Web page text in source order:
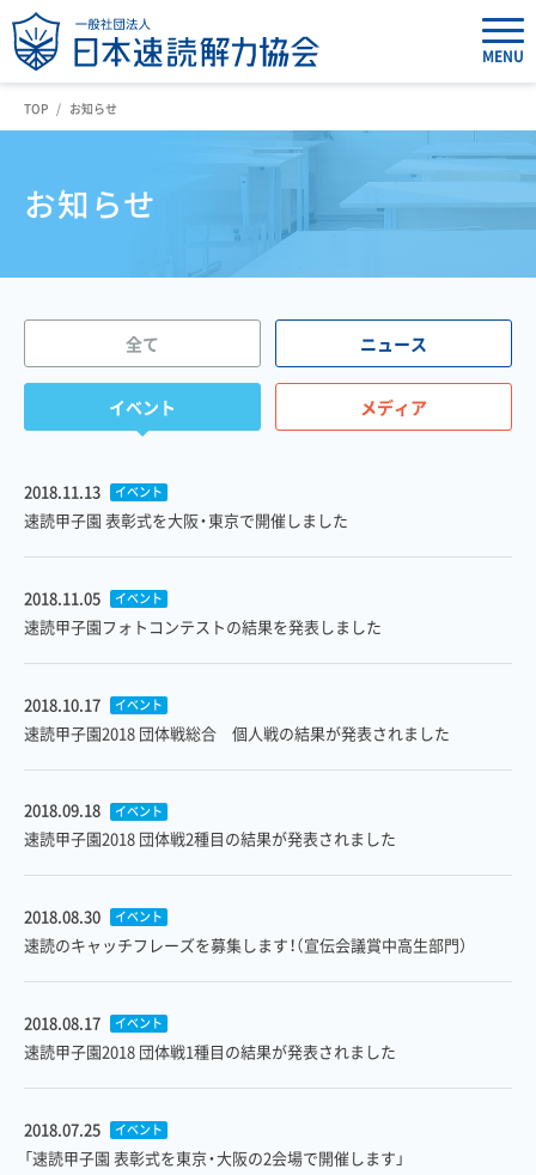
MENU
TOP お知らせ
お知らせ
全て ニュース
イベント メディア
2018.11.13 イベント
速読甲子園 表彰式を大阪・東京で開催しました
2018.11.05 イベント
速読甲子園フォトコンテストの結果を発表しました
2018.10.17 イベント
速読甲子園2018 団体戦総合 個人戦の結果が発表されました
2018.09.18 イベント
速読甲子園2018 団体戦2種目の結果が発表されました
2018.08.30 イベント
速読のキャッチフレーズを募集します！（宣伝会議賞中高生部門）
2018.08.17 イベント
速読甲子園2018 団体戦1種目の結果が発表されました
2018.07.25 イベント
「速読甲子園 表彰式を東京・大阪の2会場で開催します」